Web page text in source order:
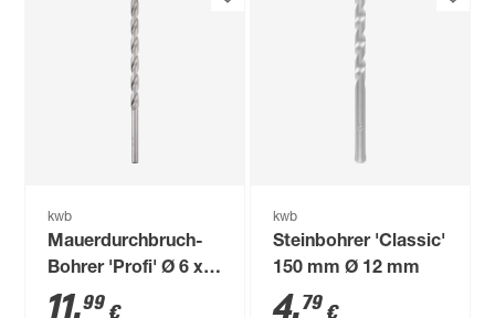
kwb
Mauerdurchbruch-
Bohrer 'Profi' Ø 6 x
400 mm
11,99 €
kwb
Steinbohrer 'Classic'
150 mm Ø 12 mm
4,79 €